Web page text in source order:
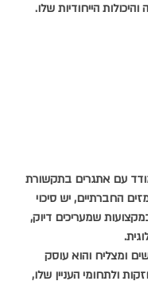
הייחודיות שלו.
עם אתגרים בתקשורת
החברתיים, יש סיכוי
שמעריכים דיוק,
ומצליח והוא עוסק
ולתחומי העניין שלו,